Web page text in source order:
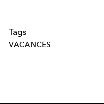
Tags
VACANCES